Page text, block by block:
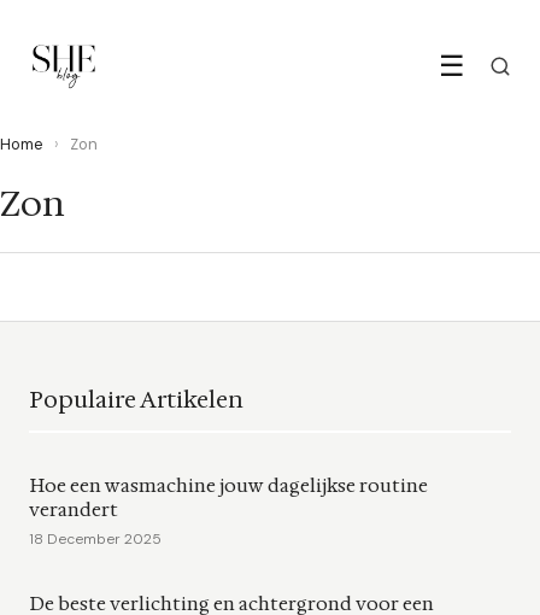
☰
Home › Zon
Zon
Populaire Artikelen
Hoe een wasmachine jouw dagelijkse routine
verandert
18 December 2025
De beste verlichting en achtergrond voor een